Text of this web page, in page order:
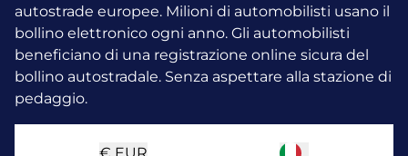
autostrade europee. Milioni di automobilisti usano il
bollino elettronico ogni anno. Gli automobilisti
beneficiano di una registrazione online sicura del
bollino autostradale. Senza aspettare alla stazione di
pedaggio.